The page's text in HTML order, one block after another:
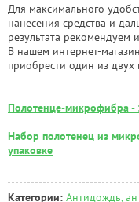
Для максимального
нанесения средства и
результата рекомендуем
В нашем интернет-
приобрести один из двух
Полотенце-микрофибра -
Набор полотенец из
упаковке
Категории: Антидождь,